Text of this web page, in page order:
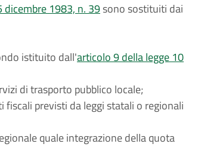
dicembre 1983, n. 39sono sostituiti dai
istituito dall'articolo 9 della legge 10
di trasporto pubblico locale;
previsti da leggi statali o regionali
quale integrazione della quota